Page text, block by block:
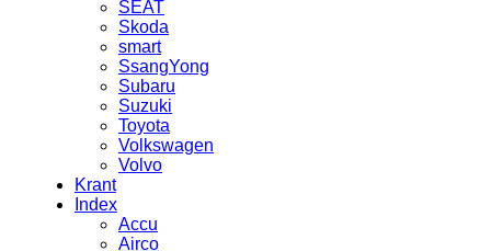
SEAT
Skoda
smart
SsangYong
Subaru
Suzuki
Toyota
Volkswagen
Volvo
Krant
Index
Accu
Airco